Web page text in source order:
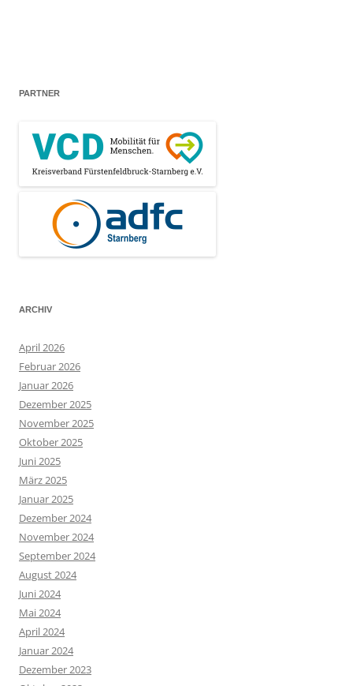
PARTNER
ARCHIV
April 2026
Februar 2026
Januar 2026
Dezember 2025
November 2025
Oktober 2025
Juni 2025
März 2025
Januar 2025
Dezember 2024
November 2024
September 2024
August 2024
Juni 2024
Mai 2024
April 2024
Januar 2024
Dezember 2023